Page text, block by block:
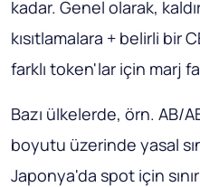
kadar. Genel olarak,
kısıtlamalara + belirli bir
farklı token'lar için marj
Bazı ülkelerde, örn. AB/
boyutu üzerinde yasal
Japonya'da spot için